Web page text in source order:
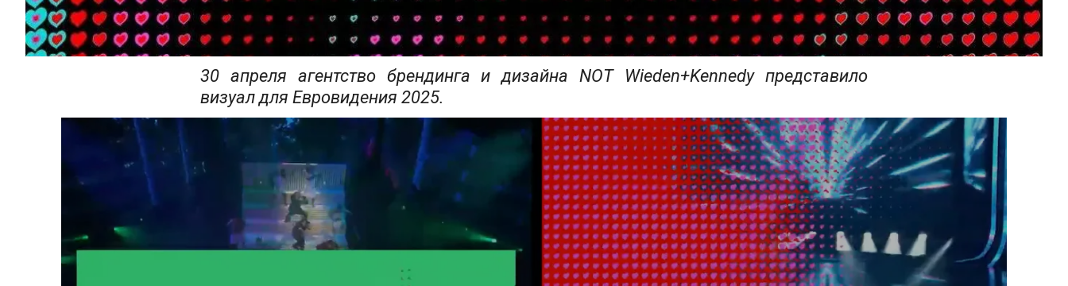
30 апреля агентство брендинга и дизайна NOT Wieden+Kennedy представило
визуал для Евровидения 2025.